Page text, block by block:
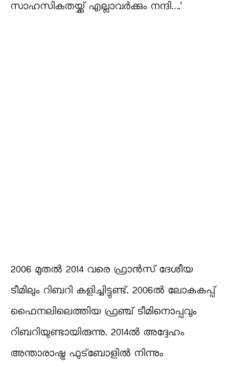
സാഹസികതയ്ക്ക് എല്ലാവർക്കും നന്ദി….’
2006 മുതൽ 2014 വരെ ഫ്രാൻസ് ദേശീയ
ടീമിലും റിബറി കളിച്ചിട്ടുണ്ട്. 2006ൽ ലോകകപ്പ്
ഫൈനലിലെത്തിയ ഫ്രഞ്ച് ടീമിനൊപ്പവും
റിബറിയുണ്ടായിരുന്നു. 2014ൽ അദ്ദേഹം
അന്താരാഷ്ട്ര ഫുട്ബോളിൽ നിന്നും